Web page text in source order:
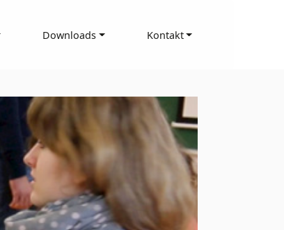
Downloads Kontakt